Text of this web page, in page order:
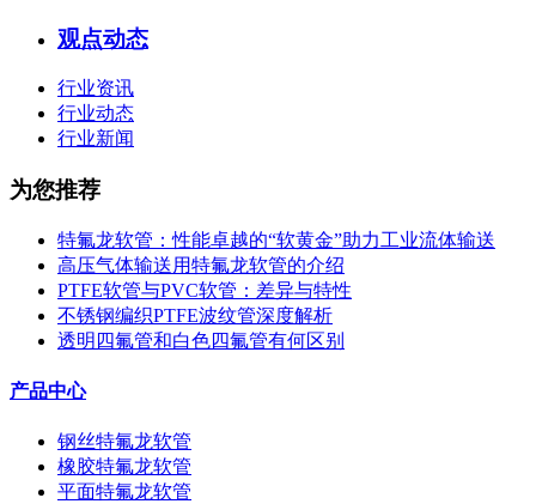
观点动态
行业资讯
行业动态
行业新闻
为您推荐
特氟龙软管：性能卓越的“软黄金”助力工业流体输送
高压气体输送用特氟龙软管的介绍
PTFE软管与PVC软管：差异与特性
不锈钢编织PTFE波纹管深度解析
透明四氟管和白色四氟管有何区别
产品中心
钢丝特氟龙软管
橡胶特氟龙软管
平面特氟龙软管